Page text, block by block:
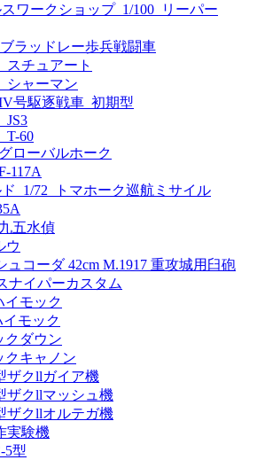
ワークショップ_1/100_リーパー
ラッドレー歩兵戦闘車
スチュアート
シャーマン
号駆逐戦車_初期型
60
ローバルホーク
117A
_1/72_トマホーク巡航ミサイル
五水偵
ウ
ュコーダ 42cm M.1917 重攻城用臼砲
ナイパーカスタム
イモック
モック
クダウン
クキャノン
ザクllガイア機
ザクllマッシュ機
ザクllオルテガ機
実験機
5型